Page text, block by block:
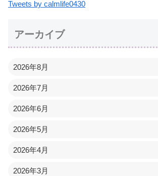
Tweets by calmlife0430
アーカイブ
2026年8月
2026年7月
2026年6月
2026年5月
2026年4月
2026年3月